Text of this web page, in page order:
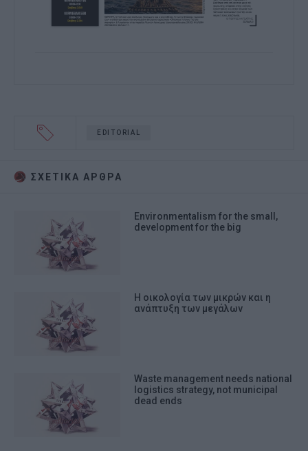
EDITORIAL
ΣΧΕΤΙΚA AΡΘΡΑ
Environmentalism for the small,
development for the big
Η οικολογία των μικρών και η
ανάπτυξη των μεγάλων
Waste management needs national
logistics strategy, not municipal
dead ends